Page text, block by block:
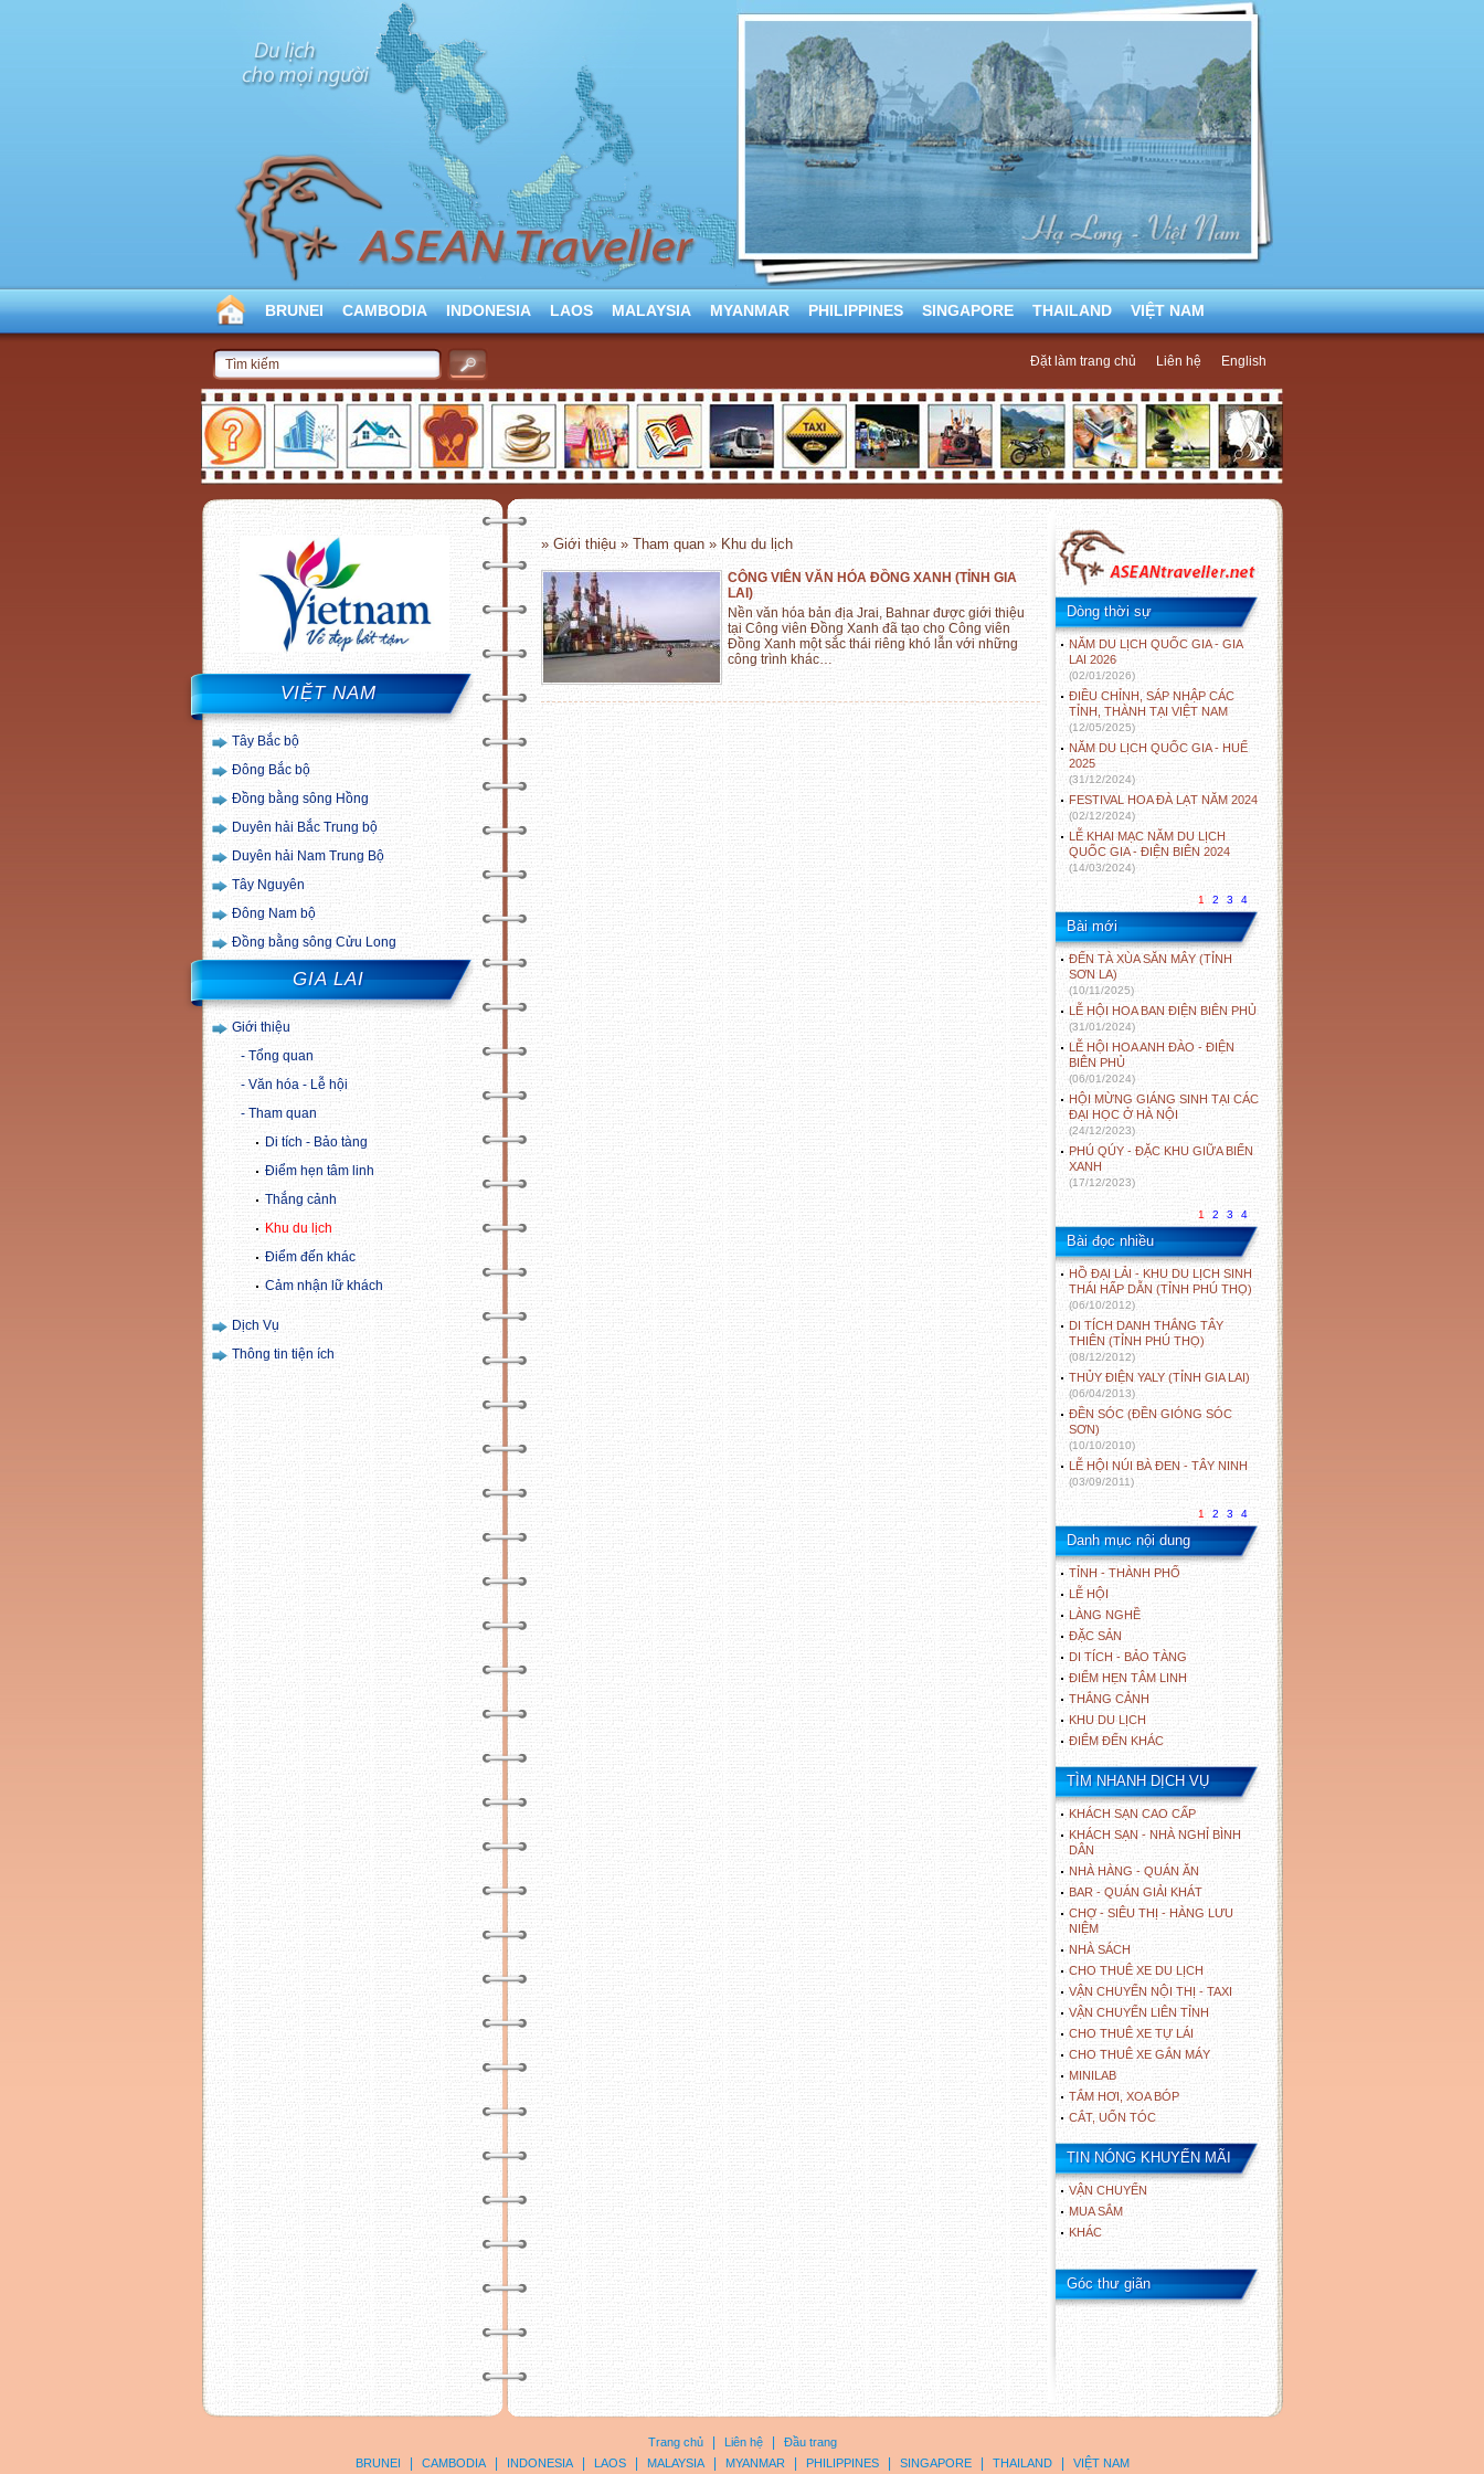
BRUNEI CAMBODIA INDONESIA LAOS MALAYSIA MYANMAR PHILIPPINES SINGAPORE THAILAND VIỆT NAM
Đặt làm trang chủ Liên hệ English
VIỆT NAM
Tây Bắc bộ
Đông Bắc bộ
Đồng bằng sông Hồng
Duyên hải Bắc Trung bộ
Duyên hải Nam Trung Bộ
Tây Nguyên
Đông Nam bộ
Đồng bằng sông Cửu Long
GIA LAI
Giới thiệu
Tổng quan
Văn hóa - Lễ hội
Tham quan
Di tích - Bảo tàng
Điểm hẹn tâm linh
Thắng cảnh
Khu du lịch
Điểm đến khác
Cảm nhận lữ khách
Dịch Vụ
Thông tin tiện ích
» Giới thiệu » Tham quan » Khu du lịch
CÔNG VIÊN VĂN HÓA ĐỒNG XANH (TỈNH GIA
LAI)
Nền văn hóa bản địa Jrai, Bahnar được giới thiệu
tại Công viên Đồng Xanh đã tạo cho Công viên
Đồng Xanh một sắc thái riêng khó lẫn với những
công trình khác…
Dòng thời sự
NĂM DU LỊCH QUỐC GIA - GIA
LAI 2026
(02/01/2026)
ĐIỀU CHỈNH, SÁP NHẬP CÁC
TỈNH, THÀNH TẠI VIỆT NAM
(12/05/2025)
NĂM DU LỊCH QUỐC GIA - HUẾ
2025
(31/12/2024)
FESTIVAL HOA ĐÀ LẠT NĂM 2024
(02/12/2024)
LỄ KHAI MẠC NĂM DU LỊCH
QUỐC GIA - ĐIỆN BIÊN 2024
(14/03/2024)
1 2 3 4
Bài mới
ĐẾN TÀ XÙA SĂN MÂY (TỈNH
SƠN LA)
(10/11/2025)
LỄ HỘI HOA BAN ĐIỆN BIÊN PHỦ
(31/01/2024)
LỄ HỘI HOA ANH ĐÀO - ĐIỆN
BIÊN PHỦ
(06/01/2024)
HỘI MỪNG GIÁNG SINH TẠI CÁC
ĐẠI HỌC Ở HÀ NỘI
(24/12/2023)
PHÚ QÚY - ĐẶC KHU GIỮA BIỂN
XANH
(17/12/2023)
1 2 3 4
Bài đọc nhiều
HỒ ĐẠI LẢI - KHU DU LỊCH SINH
THÁI HẤP DẪN (TỈNH PHÚ THỌ)
(06/10/2012)
DI TÍCH DANH THẮNG TÂY
THIÊN (TỈNH PHÚ THỌ)
(08/12/2012)
THỦY ĐIỆN YALY (TỈNH GIA LAI)
(06/04/2013)
ĐỀN SÓC (ĐỀN GIÓNG SÓC
SƠN)
(10/10/2010)
LỄ HỘI NÚI BÀ ĐEN - TÂY NINH
(03/09/2011)
1 2 3 4
Danh mục nội dung
TỈNH - THÀNH PHỐ
LỄ HỘI
LÀNG NGHỀ
ĐẶC SẢN
DI TÍCH - BẢO TÀNG
ĐIỂM HẸN TÂM LINH
THẮNG CẢNH
KHU DU LỊCH
ĐIỂM ĐẾN KHÁC
TÌM NHANH DỊCH VỤ
KHÁCH SẠN CAO CẤP
KHÁCH SẠN - NHÀ NGHỈ BÌNH
DÂN
NHÀ HÀNG - QUÁN ĂN
BAR - QUÁN GIẢI KHÁT
CHỢ - SIÊU THỊ - HÀNG LƯU
NIỆM
NHÀ SÁCH
CHO THUÊ XE DU LỊCH
VẬN CHUYỂN NỘI THỊ - TAXI
VẬN CHUYỂN LIÊN TỈNH
CHO THUÊ XE TỰ LÁI
CHO THUÊ XE GẮN MÁY
MINILAB
TẮM HƠI, XOA BÓP
CẮT, UỐN TÓC
TIN NÓNG KHUYẾN MÃI
VẬN CHUYỂN
MUA SẮM
KHÁC
Góc thư giãn
Trang chủ Liên hệ
Đầu trang
BRUNEI
CAMBODIA INDONESIA LAOS MALAYSIA MYANMAR PHILIPPINES SINGAPORE THAILAND VIỆT NAM